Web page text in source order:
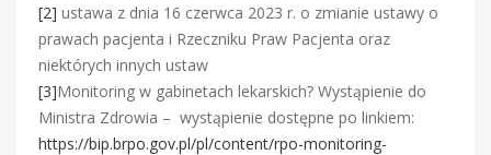
[2] ustawa z dnia 16 czerwca 2023 r. o zmianie ustawy o
prawach pacjenta i Rzeczniku Praw Pacjenta oraz
niektórych innych ustaw
[3]Monitoring w gabinetach lekarskich? Wystąpienie do
Ministra Zdrowia – wystąpienie dostępne po linkiem:
https://bip.brpo.gov.pl/pl/content/rpo-monitoring-